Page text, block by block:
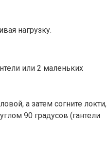
нагрузку.
или 2 маленьких
а затем согните локти,
90 градусов (гантели